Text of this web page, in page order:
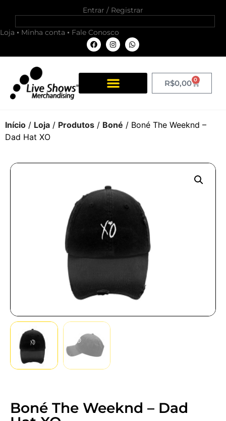
Entrar / Registrar
Loja Minha conta Fale Conosco
R$0,00 0
Início / Loja / Produtos / Boné / Boné The Weeknd –
Dad Hat XO
Boné The Weeknd – Dad